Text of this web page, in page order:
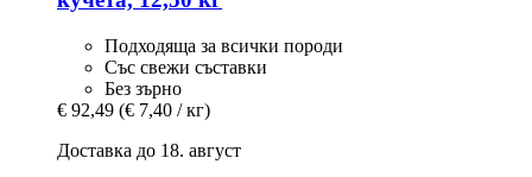
Подходяща за всички породи
Със свежи съставки
Без зърно
€ 92,49 (€ 7,40 / кг)
Доставка до 18. август